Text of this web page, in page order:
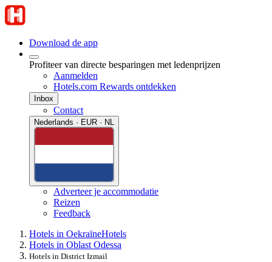
Download de app
Profiteer van directe besparingen met ledenprijzen
Aanmelden
Hotels.com Rewards ontdekken
Inbox
Contact
Nederlands · EUR · NL
Adverteer je accommodatie
Reizen
Feedback
Hotels in OekraïneHotels
Hotels in Oblast Odessa
Hotels in District Izmail